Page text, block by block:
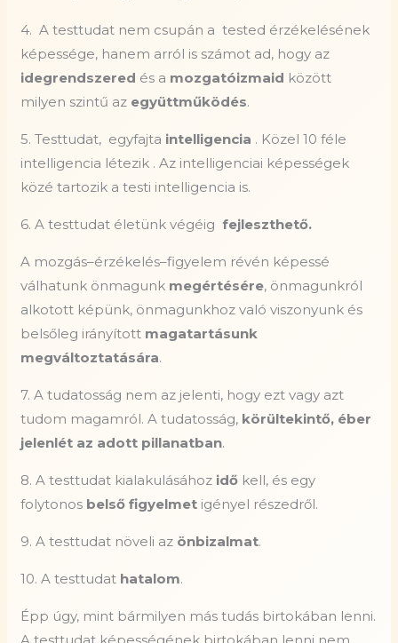
4. A testtudat nem csupán a tested érzékelésének
képessége, hanem arról is számot ad, hogy az
idegrendszered és a mozgatóizmaid között
milyen szintű az együttműködés.
5. Testtudat, egyfajta intelligencia . Közel 10 féle
intelligencia létezik . Az intelligenciai képességek
közé tartozik a testi intelligencia is.
6. A testtudat életünk végéigfejleszthető.
A mozgás–érzékelés–figyelem révén képessé
válhatunk önmagunk megértésére, önmagunkról
alkotott képünk, önmagunkhoz való viszonyunk és
belsőleg irányított magatartásunk
megváltoztatására.
7. A tudatosság nem az jelenti, hogy ezt vagy azt
tudom magamról. A tudatosság, körültekintő, éber
jelenlét az adott pillanatban.
8. A testtudat kialakulásához idő kell, és egy
folytonos belső figyelmet igényel részedről.
9. A testtudat növeli az önbizalmat.
10. A testtudat hatalom.
Épp úgy, mint bármilyen más tudás birtokában lenni.